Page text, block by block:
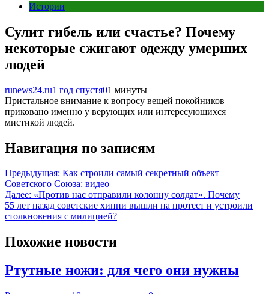
Истории
Сулит гибель или счастье? Почему
некоторые сжигают одежду умерших
людей
runews24.ru1 год спустя01 минуты
Пристальное внимание к вопросу вещей покойников
приковано именно у верующих или интересующихся
мистикой людей.
Навигация по записям
Предыдущая: Как строили самый секретный объект
Советского Союза: видео
Далее: «Против нас отправили колонну солдат». Почему
55 лет назад советские хиппи вышли на протест и устроили
столкновения с милицией?
Похожие новости
Ртутные ножи: для чего они нужны